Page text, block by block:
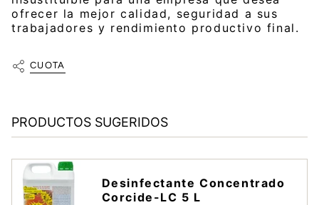
ofrecer la mejor calidad, seguridad a sus
trabajadores y rendimiento productivo final.
CUOTA
PRODUCTOS SUGERIDOS
Desinfectante Concentrado
Corcide-LC 5 L